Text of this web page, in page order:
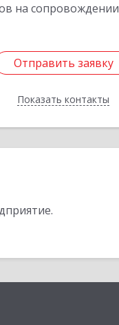
на сопровождении
Отправить заявку
Показать контакты
Отправить заявку
Назад